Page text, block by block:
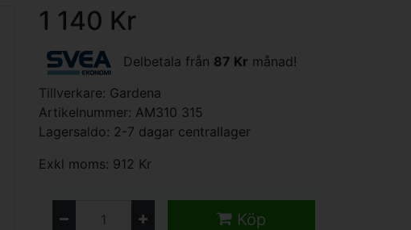
1 140 Kr
Delbetala från 87 Kr månad!
Tillverkare: Gardena
Artikelnummer: AM310 315
Lagersaldo: 2-7 dagar centrallager
Exkl moms: 912 Kr
Köp